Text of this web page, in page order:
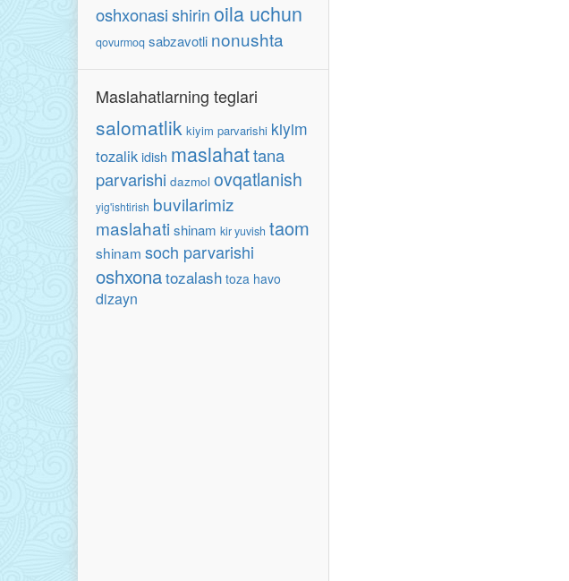
oshxonasishirinoila uchun
qovurmoq sabzavotli nonushta
Maslahatlarning teglari
salomatlik kiyim parvarishi kiyim
tozalikidish maslahattana
parvarishi dazmol ovqatlanish
yig'ishtirish buvilarimiz
maslahati shinam kir yuvish taom
shinam soch parvarishi
oshxonatozalash toza havo
dizayn